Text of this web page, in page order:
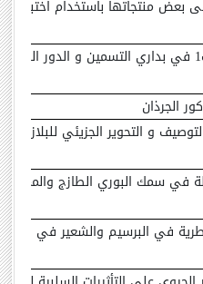
بعض منتجاتها باستخدام اختبار
التأثير السمي للافلاتوكسين ب1 في بداري التسمين و الدور
الجرذان
و التحوير الجزيئي
في سمك البوري الطازج والمملح
في البرسيم والشعير في